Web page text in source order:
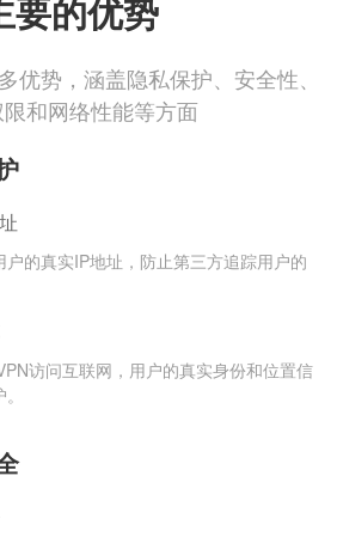
要的优势
优势，涵盖隐私保护、安全性、
和网络性能等方面
户的真实IP地址，防止第三方追踪用户的
访问互联网，用户的真实身份和位置信